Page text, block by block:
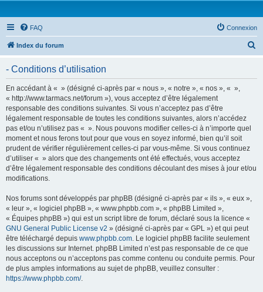
FAQ Connexion
Index du forum
- Conditions d’utilisation
En accédant à « » (désigné ci-après par « nous », « notre », « nos », « »,
« http://www.tarmacs.net/forum »), vous acceptez d’être légalement
responsable des conditions suivantes. Si vous n’acceptez pas d’être
légalement responsable de toutes les conditions suivantes, alors n’accédez
pas et/ou n’utilisez pas « ». Nous pouvons modifier celles-ci à n’importe quel
moment et nous ferons tout pour que vous en soyez informé, bien qu’il soit
prudent de vérifier régulièrement celles-ci par vous-même. Si vous continuez
d’utiliser « » alors que des changements ont été effectués, vous acceptez
d’être légalement responsable des conditions découlant des mises à jour et/ou
modifications.
Nos forums sont développés par phpBB (désigné ci-après par « ils », « eux »,
« leur », « logiciel phpBB », « www.phpbb.com », « phpBB Limited »,
« Équipes phpBB ») qui est un script libre de forum, déclaré sous la licence «
GNU General Public License v2 » (désigné ci-après par « GPL ») et qui peut
être téléchargé depuis www.phpbb.com. Le logiciel phpBB facilite seulement
les discussions sur Internet. phpBB Limited n’est pas responsable de ce que
nous acceptons ou n’acceptons pas comme contenu ou conduite permis. Pour
de plus amples informations au sujet de phpBB, veuillez consulter :
https://www.phpbb.com/.